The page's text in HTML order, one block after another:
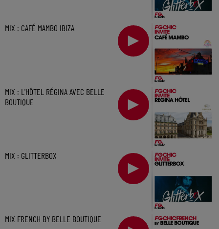
MIX : CAFÉ MAMBO IBIZA
MIX : L'HÔTEL RÉGINA AVEC BELLE
BOUTIQUE
MIX : GLITTERBOX
MIX FRENCH BY BELLE BOUTIQUE